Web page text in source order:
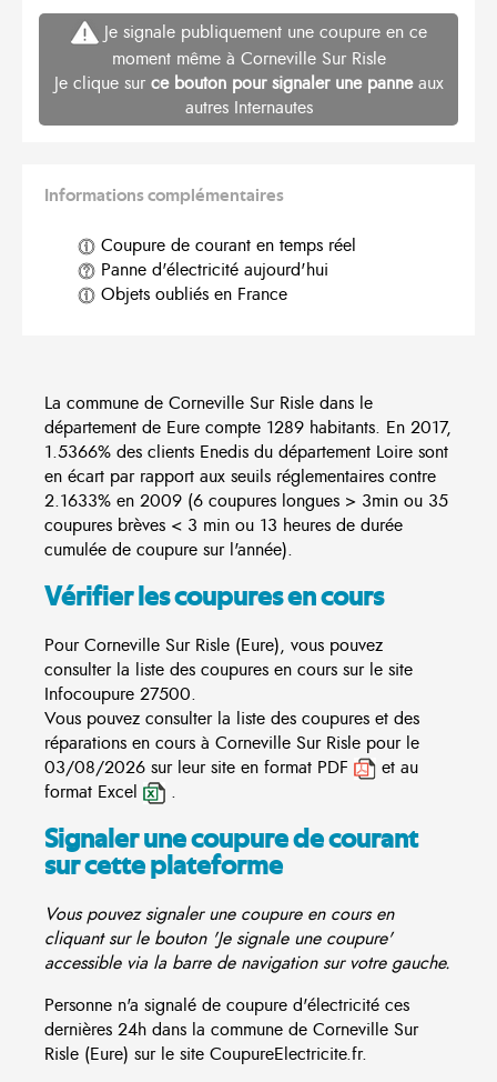
Je signale publiquement une coupure en ce
moment même à Corneville Sur Risle
Je clique sur ce bouton pour signaler une panneaux
autres Internautes
Informations complémentaires
Coupure de courant en temps réel
Panne d'électricité aujourd'hui
Objets oubliés en France
La commune de Corneville Sur Risle dans le
département de Eure compte 1289 habitants. En 2017,
1.5366% des clients Enedis du département Loire sont
en écart par rapport aux seuils réglementaires contre
2.1633% en 2009 (6 coupures longues > 3min ou 35
coupures brèves < 3 min ou 13 heures de durée
cumulée de coupure sur l'année).
Vérifier les coupures en cours
Pour Corneville Sur Risle (Eure), vous pouvez
consulter la liste des coupures en cours sur le site
Infocoupure 27500.
Vous pouvez consulter la liste des coupures et des
réparations en cours à Corneville Sur Risle pour le
03/08/2026 sur leur site en format PDF
et au
format Excel
.
Signaler une coupure de courant
sur cette plateforme
Vous pouvez signaler une coupure en cours en
cliquant sur le bouton 'Je signale une coupure'
accessible via la barre de navigation sur votre gauche.
Personne n'a signalé de coupure d'électricité ces
dernières 24h dans la commune de Corneville Sur
Risle (Eure) sur le site CoupureElectricite.fr.